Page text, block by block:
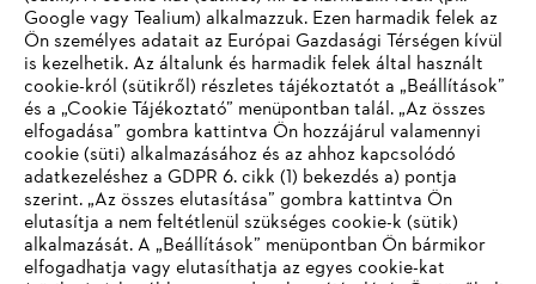
STIHL GYIK
Szerviz
IHR BROWSER WIRD NICHT
UNTERSTÜTZT
Google vagy Tealium) alkalmazzuk. Ezen harmadik felek az
Ön személyes adatait az Európai Gazdasági Térségen kívül
is kezelhetik. Az általunk és harmadik felek által használt
cookie-król (sütikről) részletes tájékoztatót a „Beállítások”
és a „Cookie Tájékoztató” menüpontban talál. „Az összes
elfogadása” gombra kattintva Ön hozzájárul valamennyi
cookie (süti) alkalmazásához és az ahhoz kapcsolódó
adatkezeléshez a GDPR 6. cikk (1) bekezdés a) pontja
szerint. „Az összes elutasítása” gombra kattintva Ön
elutasítja a nem feltétlenül szükséges cookie-k (sütik)
alkalmazását. A „Beállítások” menüpontban Ön bármikor
elfogadhatja vagy elutasíthatja az egyes cookie-kat